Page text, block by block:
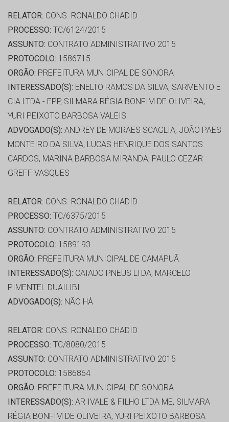
RELATOR: CONS. RONALDO CHADID
PROCESSO: TC/6124/2015
ASSUNTO: CONTRATO ADMINISTRATIVO 2015
PROTOCOLO: 1586715
ORGÃO: PREFEITURA MUNICIPAL DE SONORA
INTERESSADO(S): ENELTO RAMOS DA SILVA, SARMENTO E
CIA LTDA - EPP, SILMARA RÉGIA BONFIM DE OLIVEIRA,
YURI PEIXOTO BARBOSA VALEIS
ADVOGADO(S): ANDREY DE MORAES SCAGLIA, JOÃO PAES
MONTEIRO DA SILVA, LUCAS HENRIQUE DOS SANTOS
CARDOS, MARINA BARBOSA MIRANDA, PAULO CEZAR
GREFF VASQUES
RELATOR: CONS. RONALDO CHADID
PROCESSO: TC/6375/2015
ASSUNTO: CONTRATO ADMINISTRATIVO 2015
PROTOCOLO: 1589193
ORGÃO: PREFEITURA MUNICIPAL DE CAMAPUÃ
INTERESSADO(S): CAIADO PNEUS LTDA, MARCELO
PIMENTEL DUAILIBI
ADVOGADO(S): NÃO HÁ
RELATOR: CONS. RONALDO CHADID
PROCESSO: TC/8080/2015
ASSUNTO: CONTRATO ADMINISTRATIVO 2015
PROTOCOLO: 1586864
ORGÃO: PREFEITURA MUNICIPAL DE SONORA
INTERESSADO(S): AR IVALE & FILHO LTDA ME, SILMARA
RÉGIA BONFIM DE OLIVEIRA, YURI PEIXOTO BARBOSA